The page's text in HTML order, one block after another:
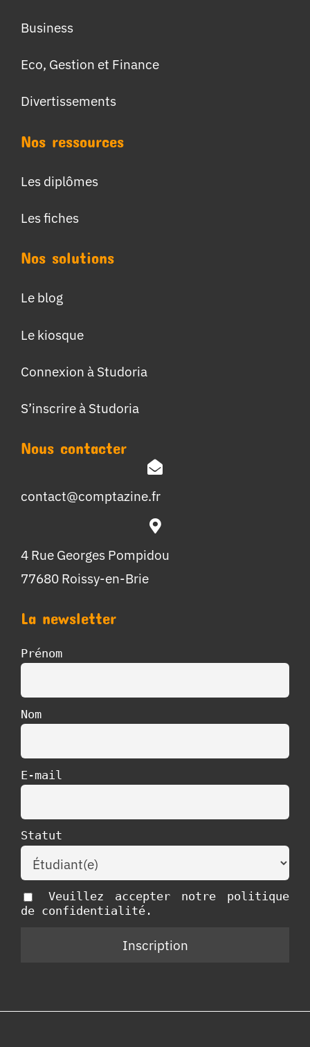
Business
Eco, Gestion et Finance
Divertissements
Nos ressources
Les diplômes
Les fiches
Nos solutions
Le blog
Le kiosque
Connexion à Studoria
S’inscrire à Studoria
Nous contacter
contact@comptazine.fr
4 Rue Georges Pompidou
77680 Roissy-en-Brie
La newsletter
Prénom
Nom
E-mail
Statut
Veuillez accepter notre politique
de confidentialité.